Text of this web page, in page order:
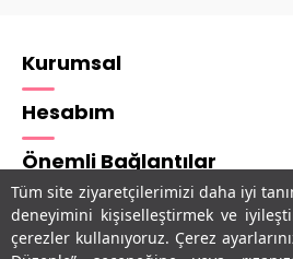
Tüm site ziyaretçilerimizi daha iyi
deneyimini kişiselleştirmek ve
çerezler kullanıyoruz. Çerez
Kurumsal
Hesabım
Önemli Bağlantılar
Adres & İletişim